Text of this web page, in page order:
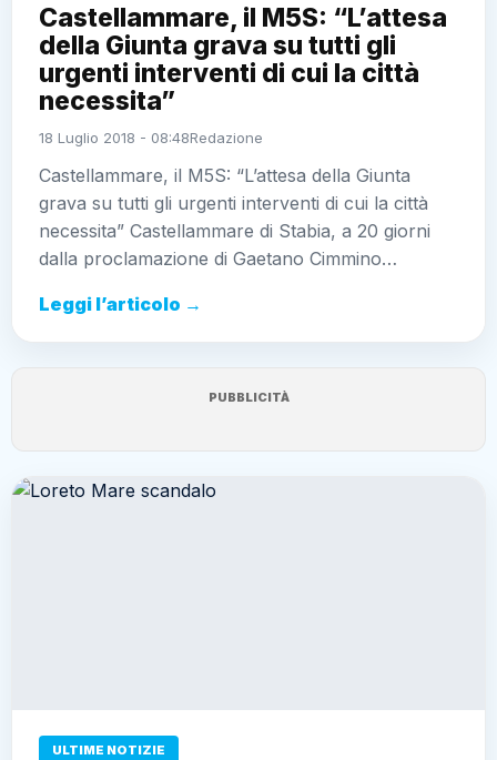
Castellammare, il M5S: “L’attesa
della Giunta grava su tutti gli
urgenti interventi di cui la città
necessita”
18 Luglio 2018 - 08:48Redazione
Castellammare, il M5S: “L’attesa della Giunta
grava su tutti gli urgenti interventi di cui la città
necessita” Castellammare di Stabia, a 20 giorni
dalla proclamazione di Gaetano Cimmino…
Leggi l’articolo →
PUBBLICITÀ
ULTIME NOTIZIE